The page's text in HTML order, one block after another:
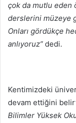
çok da mutlu eden
derslerini müzeye
Onları gördükçe
anlıyoruz” dedi.
Kentimizdeki
devam ettiğini
Bilimler Yüksek